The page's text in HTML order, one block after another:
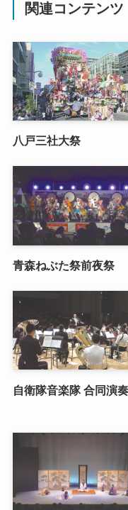
関連コンテンツ
八戸三社大祭
青森ねぶた祭前夜祭
自衛隊音楽隊 合同演